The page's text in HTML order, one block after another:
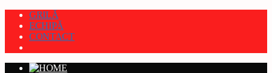
GRILĂ
ECHIPĂ
CONTACT